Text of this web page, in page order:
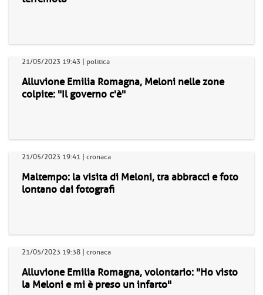
21/05/2023 19:43 | politica
Alluvione Emilia Romagna, Meloni nelle zone
colpite: "Il governo c'è"
21/05/2023 19:41 | cronaca
Maltempo: la visita di Meloni, tra abbracci e foto
lontano dai fotografi
21/05/2023 19:38 | cronaca
Alluvione Emilia Romagna, volontario: "Ho visto
la Meloni e mi è preso un infarto"